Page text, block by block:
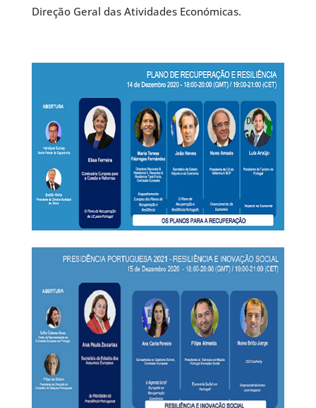
Direção Geral das Atividades Económicas.